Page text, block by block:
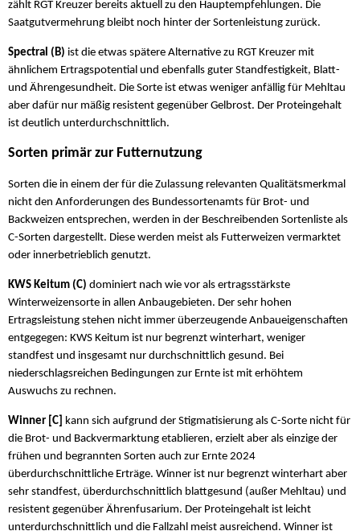
zählt RGT Kreuzer bereits aktuell zu den Hauptempfehlungen. Die
Saatgutvermehrung bleibt noch hinter der Sortenleistung zurück.
Spectral (B) ist die etwas spätere Alternative zu RGT Kreuzer mit
ähnlichem Ertragspotential und ebenfalls guter Standfestigkeit, Blatt-
und Ährengesundheit. Die Sorte ist etwas weniger anfällig für Mehltau
aber dafür nur mäßig resistent gegenüber Gelbrost. Der Proteingehalt
ist deutlich unterdurchschnittlich.
Sorten primär zur Futternutzung
Sorten die in einem der für die Zulassung relevanten Qualitätsmerkmal
nicht den Anforderungen des Bundessortenamts für Brot- und
Backweizen entsprechen, werden in der Beschreibenden Sortenliste als
C-Sorten dargestellt. Diese werden meist als Futterweizen vermarktet
oder innerbetrieblich genutzt.
KWS Keitum (C) dominiert nach wie vor als ertragsstärkste
Winterweizensorte in allen Anbaugebieten. Der sehr hohen
Ertragsleistung stehen nicht immer überzeugende Anbaueigenschaften
entgegegen: KWS Keitum ist nur begrenzt winterhart, weniger
standfest und insgesamt nur durchschnittlich gesund. Bei
niederschlagsreichen Bedingungen zur Ernte ist mit erhöhtem
Auswuchs zu rechnen.
Winner [C] kann sich aufgrund der Stigmatisierung als C-Sorte nicht für
die Brot- und Backvermarktung etablieren, erzielt aber als einzige der
frühen und begrannten Sorten auch zur Ernte 2024
überdurchschnittliche Erträge. Winner ist nur begrenzt winterhart aber
sehr standfest, überdurchschnittlich blattgesund (außer Mehltau) und
resistent gegenüber Ährenfusarium. Der Proteingehalt ist leicht
unterdurchschnittlich und die Fallzahl meist ausreichend. Winner ist